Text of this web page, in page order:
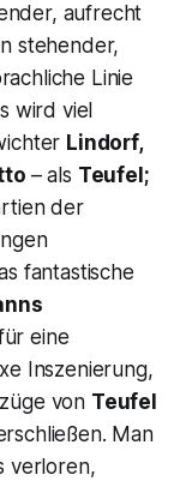
aufrecht
stehender,
Linie
wird viel
Lindorf,
– als Teufel;
der
fantastische
eine
Inszenierung,
von Teufel
Man
verloren,